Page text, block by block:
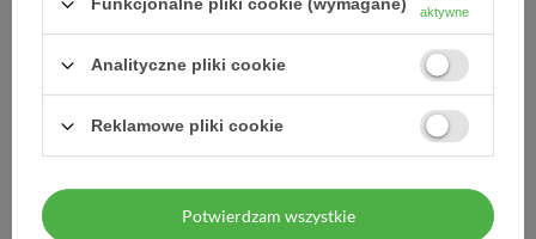
Dodaj do listy zakupowej
aktywne
Analityczne pliki cookie
Reklamowe pliki cookie
Potwierdzam wszystkie